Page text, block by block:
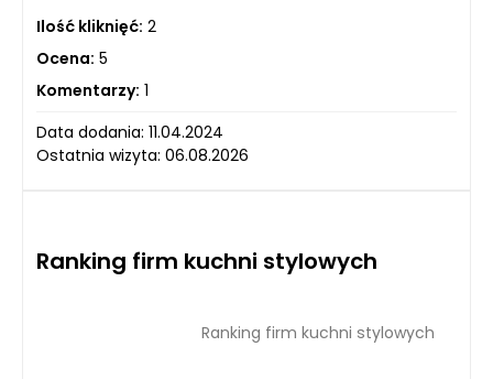
Ilość kliknięć: 2
Ocena: 5
Komentarzy: 1
Data dodania: 11.04.2024
Ostatnia wizyta: 06.08.2026
Ranking firm kuchni stylowych
Ranking firm kuchni stylowych